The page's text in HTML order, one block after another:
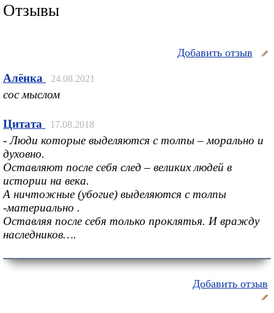
Отзывы
Добавить отзыв
Алёнка 24.08.2021
сос мыслом
Цитата 17.08.2018
- Люди которые выделяются с толпы – морально и
духовно.
Оставляют после себя след – великих людей в
истории на века.
А ничтожные (убогие) выделяются с толпы
-материально .
Оставляя после себя только проклятья. И вражду
наследников….
Добавить отзыв